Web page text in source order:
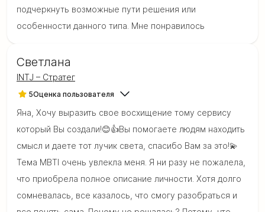
подчеркнуть возможные пути решения или
особенности данного типа. Мне понравилось
Светлана
INTJ – Стратег
5Оценка пользователя
Яна, Хочу выразить свое восхищение тому сервису
который Вы создали!😊👍Вы помогаете людям находить
смысл и даете тот лучик света, спасибо Вам за это!💫
Тема MBTI очень увлекла меня. Я ни разу не пожалела,
что приобрела полное описание личности. Хотя долго
сомневалась, все казалось, что смогу разобраться и